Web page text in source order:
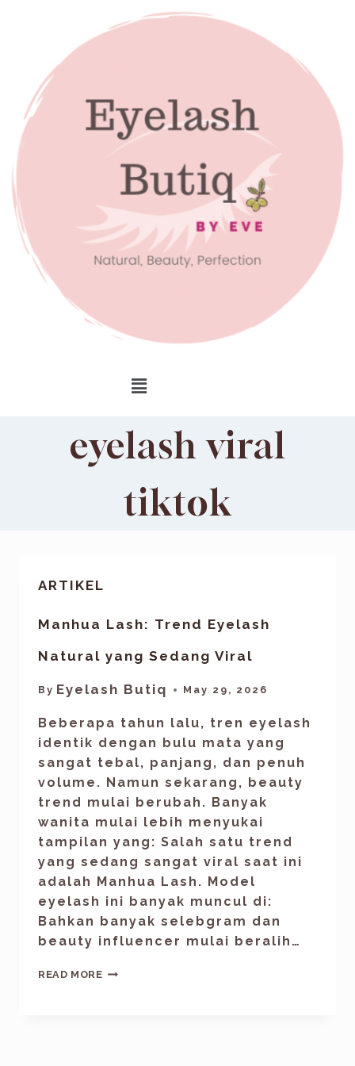
eyelash viral
tiktok
ARTIKEL
Manhua Lash: Trend Eyelash
Natural yang Sedang Viral
By Eyelash Butiq May 29, 2026
Beberapa tahun lalu, tren eyelash
identik dengan bulu mata yang
sangat tebal, panjang, dan penuh
volume. Namun sekarang, beauty
trend mulai berubah. Banyak
wanita mulai lebih menyukai
tampilan yang: Salah satu trend
yang sedang sangat viral saat ini
adalah Manhua Lash. Model
eyelash ini banyak muncul di:
Bahkan banyak selebgram dan
beauty influencer mulai beralih…
READ MORE